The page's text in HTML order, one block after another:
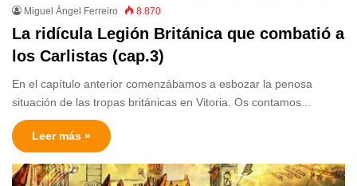
Miguel Ángel Ferreiro 8.870
La ridícula Legión Británica que combatió a
los Carlistas (cap.3)
En el capítulo anterior comenzábamos a esbozar la penosa
situación de las tropas británicas en Vitoria. Os contamos...
Leer más »